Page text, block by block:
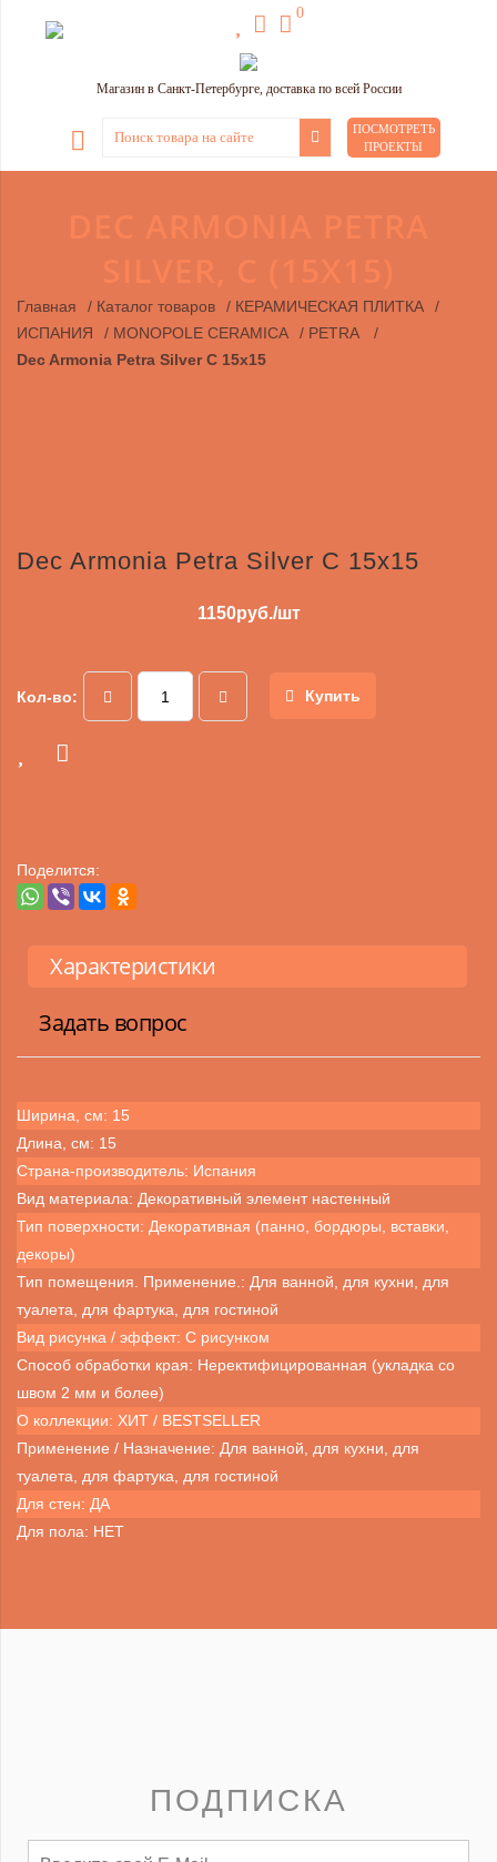
0
Магазин в Санкт-Петербурге, доставка по всей России
ПОСМОТРЕТЬ
ПРОЕКТЫ
Главная / Каталог товаров / КЕРАМИЧЕСКАЯ ПЛИТКА
/
ИСПАНИЯ
/ MONOPOLE CERAMICA / PETRA
/
Dec Armonia Petra Silver C 15х15
Dec Armonia Petra Silver C 15х15
1150руб./шт
Кол-во: Купить
Поделится:
Характеристики
Задать вопрос
Ширина, см: 15
Длина, см: 15
Страна-производитель: Испания
Вид материала: Декоративный элемент настенный
Тип поверхности: Декоративная (панно, бордюры, вставки,
декоры)
Тип помещения. Применение.: Для ванной, для кухни, для
туалета, для фартука, для гостиной
Вид рисунка / эффект: С рисунком
Способ обработки края: Неректифицированная (укладка со
швом 2 мм и более)
О коллекции: ХИТ / BESTSELLER
Применение / Назначение: Для ванной, для кухни, для
туалета, для фартука, для гостиной
Для стен: ДА
Для пола: НЕТ
ПОДПИСКА